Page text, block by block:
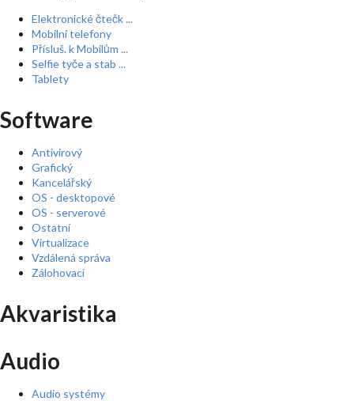
Elektronické čtečk ...
Mobilní telefony
Přísluš. k Mobilům ...
Selfie tyče a stab ...
Tablety
Software
Antivirový
Grafický
Kancelářský
OS - desktopové
OS - serverové
Ostatní
Virtualizace
Vzdálená správa
Zálohovací
Akvaristika
Audio
Audio systémy